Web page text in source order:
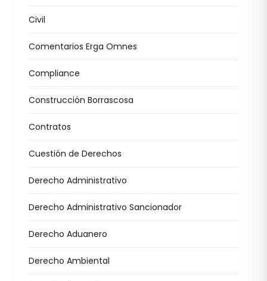
Civil
Comentarios Erga Omnes
Compliance
Construcción Borrascosa
Contratos
Cuestión de Derechos
Derecho Administrativo
Derecho Administrativo Sancionador
Derecho Aduanero
Derecho Ambiental